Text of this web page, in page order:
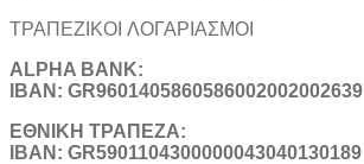
ΤΡΑΠΕΖΙΚOI ΛΟΓΑΡΙΑΣΜΟΙ
ALPHA BANK:
IBAN: GR9601405860586002002002639
ΕΘΝΙΚΗ ΤΡΑΠΕΖΑ:
IBAN: GR5901104300000043040130189